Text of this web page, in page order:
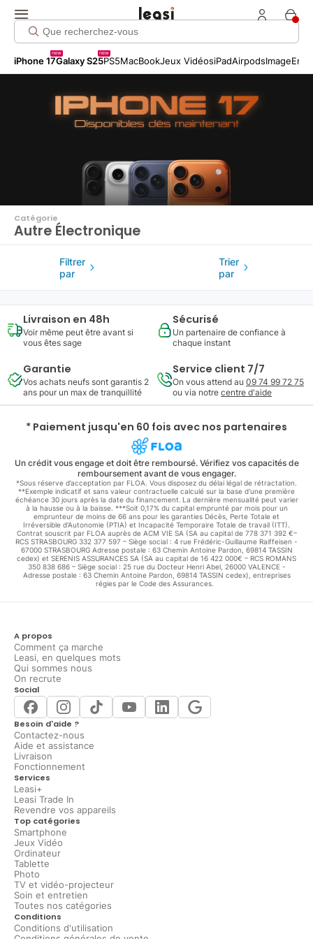
iPhone 17
new
Galaxy S25
new
PS5MacBookJeux VidéosiPadAirpodsImage
Click me!
Catégorie
Autre Électronique
Filtrer
par
Trier
par
Livraison en 48h
Voir même peut être avant si
vous êtes sage
Sécurisé
Un partenaire de confiance à
chaque instant
Garantie
Vos achats neufs sont garantis 2
ans pour un max de tranquillité
Service client 7/7
On vous attend au 09 74 99 72 75
ou via notre centre d'aide
* Paiement jusqu'en 60 fois avec nos partenaires
Un crédit vous engage et doit être remboursé. Vérifiez vos capacités de
remboursement avant de vous engager.
*Sous réserve d’acceptation par FLOA. Vous disposez du délai légal de rétractation.
**Exemple indicatif et sans valeur contractuelle calculé sur la base d'une première
échéance 30 jours après la date du financement. La dernière mensualité peut varier
à la hausse ou à la baisse. ***Soit 0,17% du capital emprunté par mois pour un
emprunteur de moins de 66 ans pour les garanties Décès, Perte Totale et
Irréversible d'Autonomie (PTIA) et Incapacité Temporaire Totale de travail (ITT).
Contrat souscrit par FLOA auprès de ACM VIE SA (SA au capital de 778 371 392 €–
RCS STRASBOURG 332 377 597 – Siège social : 4 rue Frédéric-Guillaume Raiffeisen -
67000 STRASBOURG Adresse postale : 63 Chemin Antoine Pardon, 69814 TASSIN
cedex) et SERENIS ASSURANCES SA (SA au capital de 16 422 000€ – RCS ROMANS
350 838 686 – Siège social : 25 rue du Docteur Henri Abel, 26000 VALENCE -
Adresse postale : 63 Chemin Antoine Pardon, 69814 TASSIN cedex), entreprises
régies par le Code des Assurances.
A propos
Comment ça marche
Leasi, en quelques mots
Qui sommes nous
On recrute
Social
Besoin d'aide ?
Contactez-nous
Aide et assistance
Livraison
Fonctionnement
Services
Leasi+
Leasi Trade In
Revendre vos appareils
Top catégories
Smartphone
Jeux Vidéo
Ordinateur
Tablette
Photo
TV et vidéo-projecteur
Soin et entretien
Toutes nos catégories
Conditions
Conditions d'utilisation